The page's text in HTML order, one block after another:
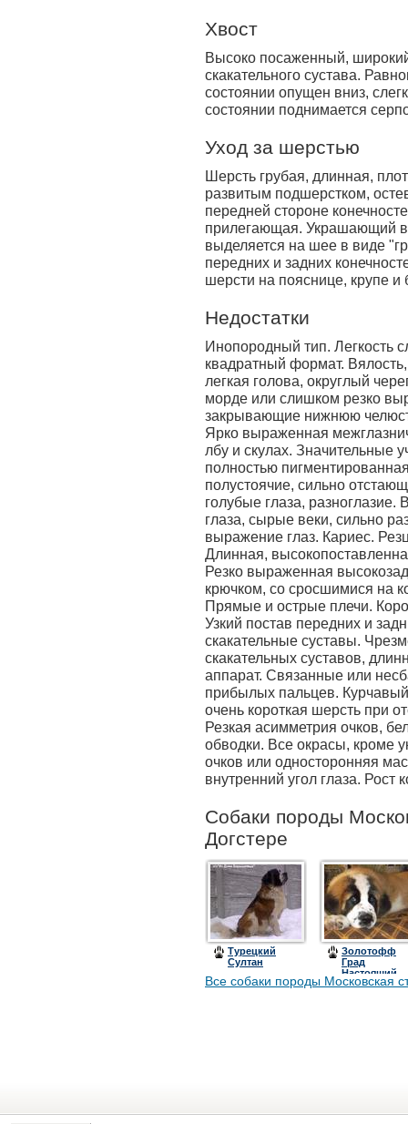
Хвост
Высоко посаженный,
скакательного сустава.
состоянии опущен вниз,
состоянии поднимается
Уход за шерстью
Шерсть грубая, длинная,
развитым подшерстком,
передней стороне
прилегающая. Украшающий
выделяется на шее в виде
передних и задних
шерсти на пояснице, крупе и
Недостатки
Инопородный тип. Легкость
квадратный формат.
легкая голова, округлый
морде или слишком резко
закрывающие нижнюю
Ярко выраженная
лбу и скулах. Значительные
полностью
полустоячие, сильно
голубые глаза,
глаза, сырые веки, сильно
выражение глаз. Кариес.
Длинная,
Резко выраженная
крючком, со сросшимися на
Прямые и острые плечи.
Узкий постав передних и
скакательные суставы.
скакательных суставов,
аппарат. Связанные или
прибылых пальцев.
очень короткая шерсть при
Резкая асимметрия очков,
обводки. Все окрасы, кроме
очков или односторонняя
внутренний угол глаза.
Собаки породы
Догстере
Турецкий
Султан
Золотофф
Град
Настоящий
Полковник
Все собаки породы Московская